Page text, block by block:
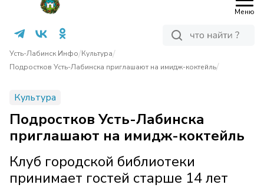
Меню
Усть-Лабинск Инфо/Культура/
Подростков Усть-Лабинска приглашают на имидж-коктейль/
Культура
Подростков Усть-Лабинска
приглашают на имидж-коктейль
Клуб городской библиотеки
принимает гостей старше 14 лет